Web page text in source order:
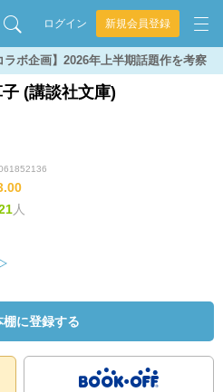
ログイン 新規会員登録
ラボ企画】2026年上半期話題作を考察
(講談社文庫)
人
棚に登録する